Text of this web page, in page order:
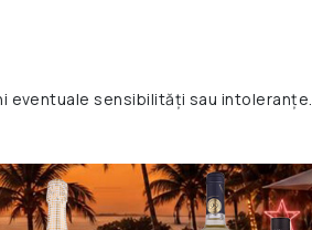
eventuale sensibilități sau intoleranțe.